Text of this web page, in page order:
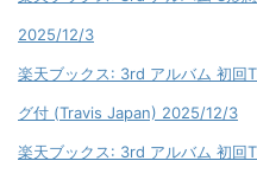
2025/12/3
楽天ブックス: 3rd アルバム 初回
グ付 (Travis Japan) 2025/12/3
楽天ブックス: 3rd アルバム 初